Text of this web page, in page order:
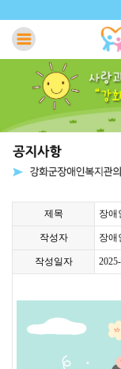
제목 장애
작성자 장애
작성일자